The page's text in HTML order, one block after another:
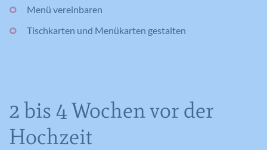
Menü vereinbaren
Tischkarten und Menükarten gestalten
2 bis 4 Wochen vor der
Hochzeit